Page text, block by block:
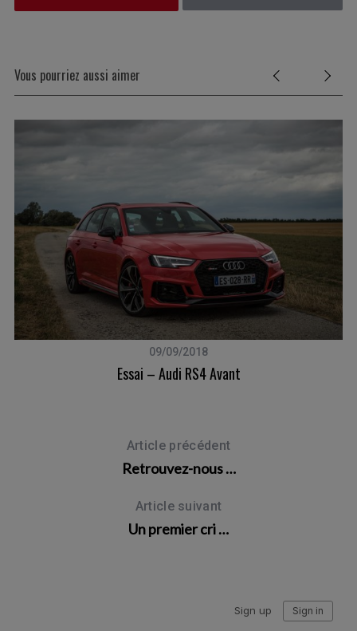
Vous pourriez aussi aimer
09/09/2018
Essai – Audi RS4 Avant
Article précédent
Retrouvez-nous …
Article suivant
Un premier cri …